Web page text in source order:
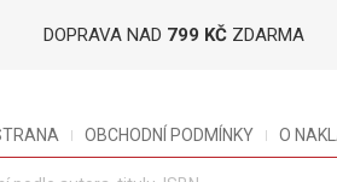
DOPRAVA NAD 799 KČ ZDARMA
OBCHODNÍ PODMÍNKY O